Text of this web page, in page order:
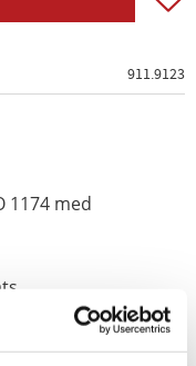
911.9123
1174 med